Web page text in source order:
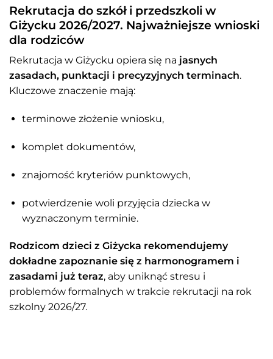
Rekrutacja do szkół i przedszkoli w
Giżycku 2026/2027. Najważniejsze wnioski
dla rodziców
Rekrutacja w Giżycku opiera się na jasnych
zasadach, punktacji i precyzyjnych terminach.
Kluczowe znaczenie mają:
terminowe złożenie wniosku,
komplet dokumentów,
znajomość kryteriów punktowych,
potwierdzenie woli przyjęcia dziecka w
wyznaczonym terminie.
Rodzicom dzieci z Giżycka rekomendujemy
dokładne zapoznanie się z harmonogramem i
zasadami już teraz, aby uniknąć stresu i
problemów formalnych w trakcie rekrutacji na rok
szkolny 2026/27.